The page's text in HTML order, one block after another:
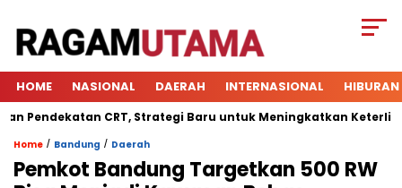
HOME NASIONAL DAERAH INTERNASIONAL HIBURAN
CRT, Strategi Baru untuk Meningkatkan Keterlibatan
Home / Bandung / Daerah
Pemkot Bandung Targetkan 500 RW